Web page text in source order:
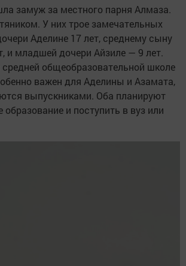
замуж за местного парня Алмаза.
У них трое замечательных
Аделине 17 лет, среднему сыну
и младшей дочери Айзиле — 9 лет.
средней общеобразовательной школе
важен для Аделины и Азамата,
выпускниками. Оба планируют
и поступить в вуз или